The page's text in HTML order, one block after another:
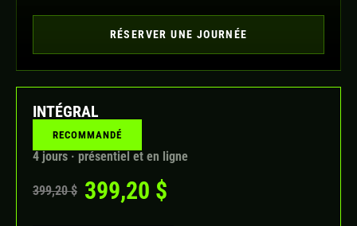
RÉSERVER UNE JOURNÉE
INTÉGRAL
RECOMMANDÉ
4 jours · présentiel et en ligne
399,20 $ 399,20 $